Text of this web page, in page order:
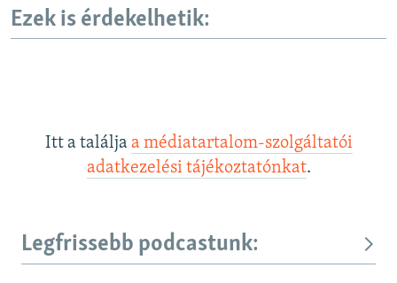
Ezek is érdekelhetik:
Itt a találja a médiatartalom-szolgáltatói
adatkezelési tájékoztatónkat.
Legfrissebb podcastunk: